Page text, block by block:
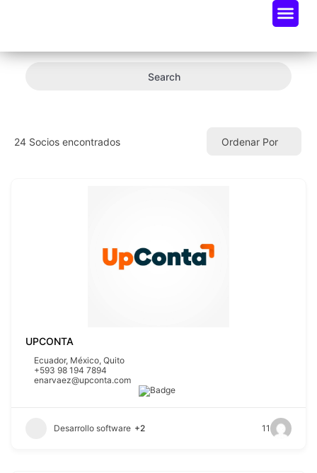
Search
24 Socios encontrados Ordenar Por
UPCONTA
Ecuador, México, Quito
+593 98 194 7894
enarvaez@upconta.com
Desarrollo software +2 11